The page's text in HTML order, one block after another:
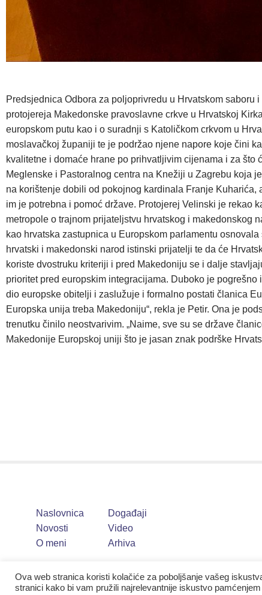
Predsjednica Odbora za poljoprivredu u Hrvatskom
protojereja Makedonske pravoslavne crkve u Hrvatskoj
europskom putu kao i o suradnji s Katoličkom crkvom u
moslavačkoj županiji te je podržao njene napore koje čini
kvalitetne i domaće hrane po prihvatljivim cijenama i za
Meglenske i Pastoralnog centra na Knežiji u Zagrebu koja
na korištenje dobili od pokojnog kardinala Franje
im je potrebna i pomoć države. Protojerej Velinski je rekao
metropole o trajnom prijateljstvu hrvatskog i makedonskog
kao hrvatska zastupnica u Europskom parlamentu
hrvatski i makedonski narod istinski prijatelji te da će
koriste dvostruku kriteriji i pred Makedoniju se i dalje
prioritet pred europskim integracijama. Duboko je
dio europske obitelji i zaslužuje i formalno postati članica
Europska unija treba Makedoniju“, rekla je Petir. Ona je
trenutku činilo neostvarivim. „Naime, sve su se države
Makedonije Europskoj uniji što je jasan znak podrške
Naslovnica
Novosti
O meni
Događaji
Video
Arhiva
Ova web stranica koristi kolačiće za poboljšanje vašeg
stranici kako bi vam pružili najrelevantnije iskustvo